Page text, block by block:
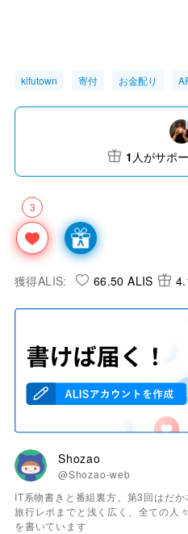
kifutown 寄付 お金配り
3
1 人がサポ
獲得ALIS: 66.50 ALIS
Shozao
@Shozao-web
IT系物書きと番組裏方。第3回はだ
旅行レポまでと浅く広く、全ての人
を書いています